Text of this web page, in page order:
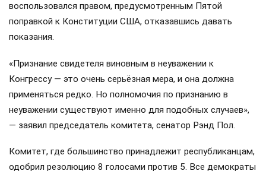
воспользовался правом, предусмотренным Пятой
поправкой к Конституции США, отказавшись давать
показания.
«Признание свидетеля виновным в неуважении к
Конгрессу — это очень серьёзная мера, и она должна
применяться редко. Но полномочия по признанию в
неуважении существуют именно для подобных случаев»,
— заявил председатель комитета, сенатор Рэнд Пол.
Комитет, где большинство принадлежит республиканцам,
одобрил резолюцию 8 голосами против 5. Все демократы